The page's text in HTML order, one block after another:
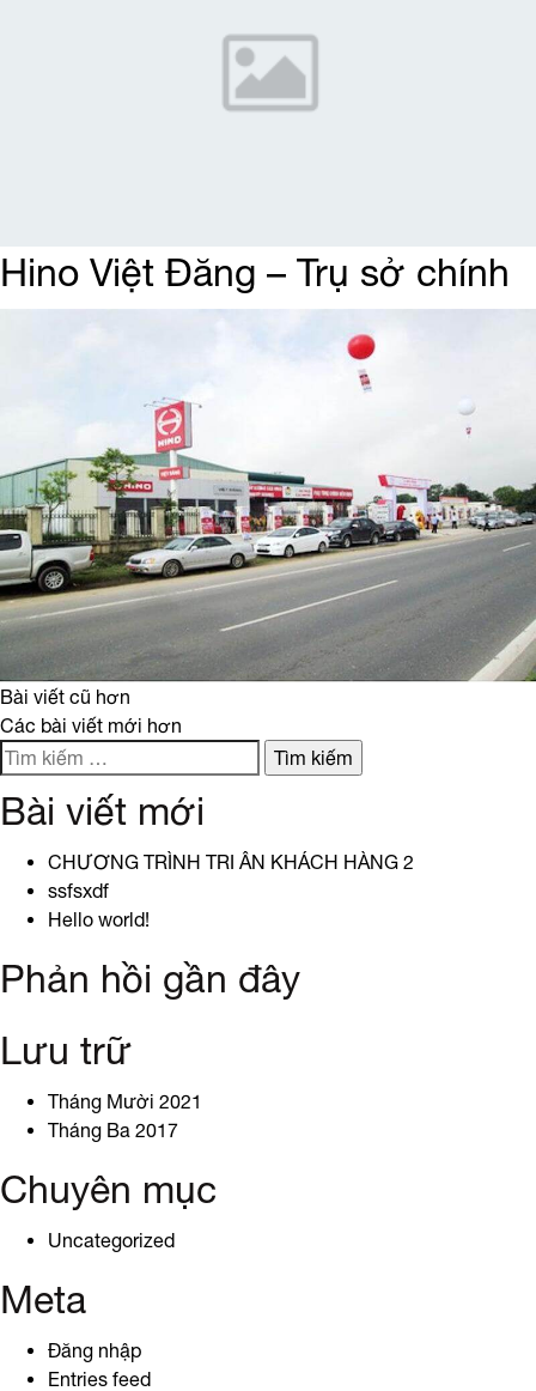
Hino Việt Đăng – Trụ sở chính
Điều
hướng
bài
viết
Bài viết cũ hơn
Các bài viết mới hơn
Tìm
kiếm
cho:
Bài viết mới
CHƯƠNG TRÌNH TRI ÂN KHÁCH HÀNG 2
ssfsxdf
Hello world!
Phản hồi gần đây
Lưu trữ
Tháng Mười 2021
Tháng Ba 2017
Chuyên mục
Uncategorized
Meta
Đăng nhập
Entries feed